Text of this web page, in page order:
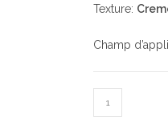
Texture:
Champ
de